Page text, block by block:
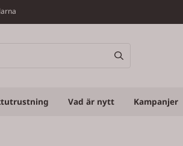
Vad är nytt Kampanjer